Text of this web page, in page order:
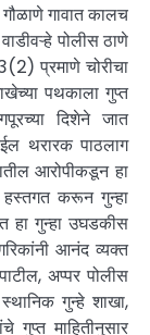
गावात कालच
पोलीस ठाणे
प्रमाणे चोरीचा
पथकाला गुप्त
दिशेने जात
थरारक पाठलाग
आरोपीकडून हा
हस्तगत करून गुन्हा
गुन्हा उघडकीस
आनंद व्यक्त
अप्पर पोलीस
गुन्हे शाखा,
गुप्त माहितीनुसार